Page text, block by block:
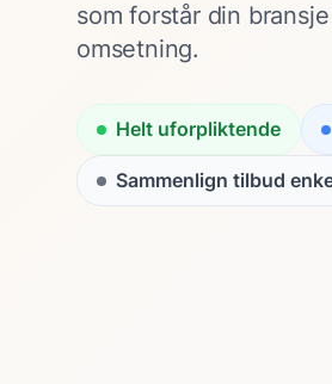
som forstår din
omsetning.
Helt uforpliktende
Sammenlign tilbud